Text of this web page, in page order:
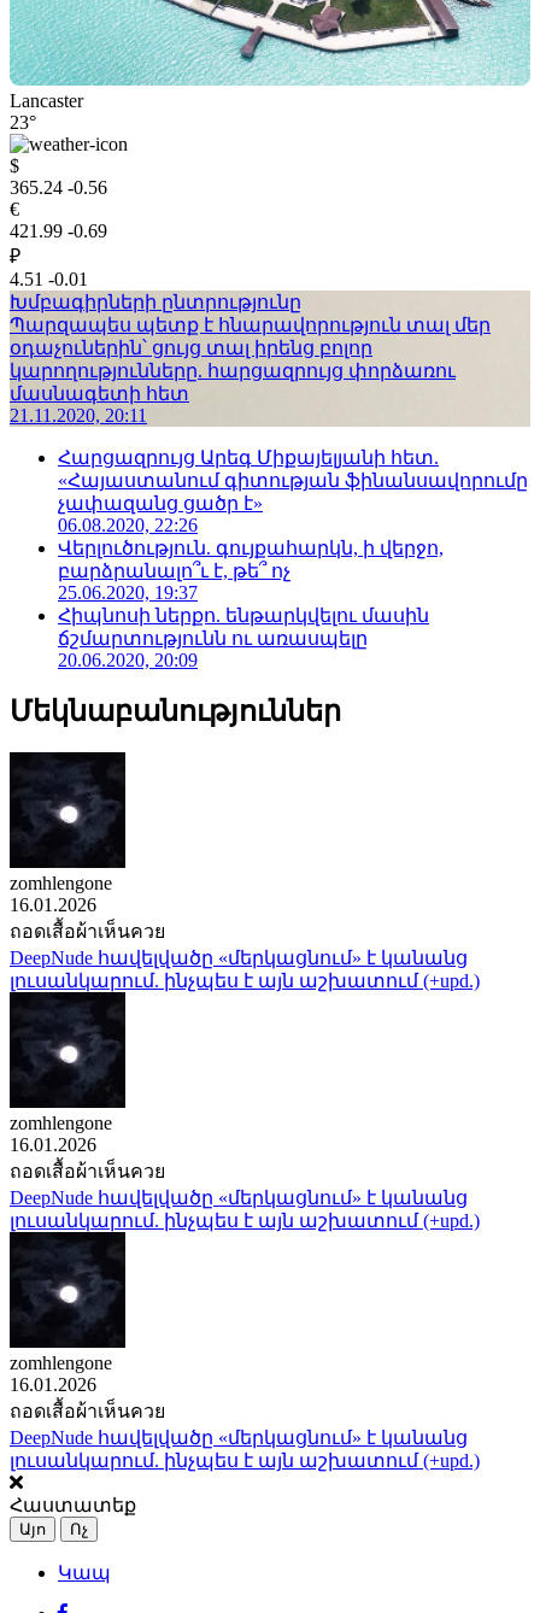
Lancaster
23°
$
365.24 -0.56
€
421.99 -0.69
₽
4.51 -0.01
Խմբագիրների ընտրությունը
Պարզապես պետք է հնարավորություն տալ մեր
օդաչուներին՝ ցույց տալ իրենց բոլոր
կարողությունները. հարցազրույց փորձառու
մասնագետի հետ
21.11.2020, 20:11
Հարցազրույց Արեգ Միքայելյանի հետ.
«Հայաստանում գիտության ֆինանսավորումը
չափազանց ցածր է»
06.08.2020, 22:26
Վերլուծություն. գույքահարկն, ի վերջո,
բարձրանալո՞ւ է, թե՞ ոչ
25.06.2020, 19:37
Հիպնոսի ներքո. ենթարկվելու մասին
ճշմարտությունն ու առասպելը
20.06.2020, 20:09
Մեկնաբանություններ
zomhlengone
16.01.2026
ถอดเสื้อผ้าเห็นควย
DeepNude հավելվածը «մերկացնում» է կանանց
լուսանկարում. ինչպես է այն աշխատում (+upd.)
zomhlengone
16.01.2026
ถอดเสื้อผ้าเห็นควย
DeepNude հավելվածը «մերկացնում» է կանանց
լուսանկարում. ինչպես է այն աշխատում (+upd.)
zomhlengone
16.01.2026
ถอดเสื้อผ้าเห็นควย
DeepNude հավելվածը «մերկացնում» է կանանց
լուսանկարում. ինչպես է այն աշխատում (+upd.)
Հաստատեք
Այո Ոչ
Կապ